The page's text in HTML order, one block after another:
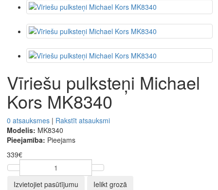
Vīriešu pulksteņi Michael
Kors MK8340
0 atsauksmes | Rakstīt atsauksmi
Modelis: MK8340
Pieejamība: Pieejams
339€
Izvietojiet pasūtījumu Ielikt grozā